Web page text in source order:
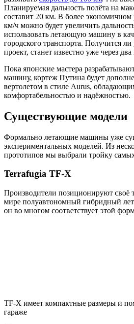
Планируемая дальность полёта на
составит 20 км. В более
км/ч можно будет увеличить
использовать летающую машину в
городского транспорта. Получится
проект, станет известно уже через два
Пока японские мастера
машину, кортеж Путина будет
вертолетом в стиле Aurus,
комфортабельностью и надёжностью.
Существующие модели
Формально летающие машины уже
экспериментальных моделей. Из
прототипов мы выбрали тройку
Terrafugia TF-X
Производители позиционируют своё
мире полуавтономный гибридный
он во многом соответствует этой
TF-X имеет компактные размеры и
гараже